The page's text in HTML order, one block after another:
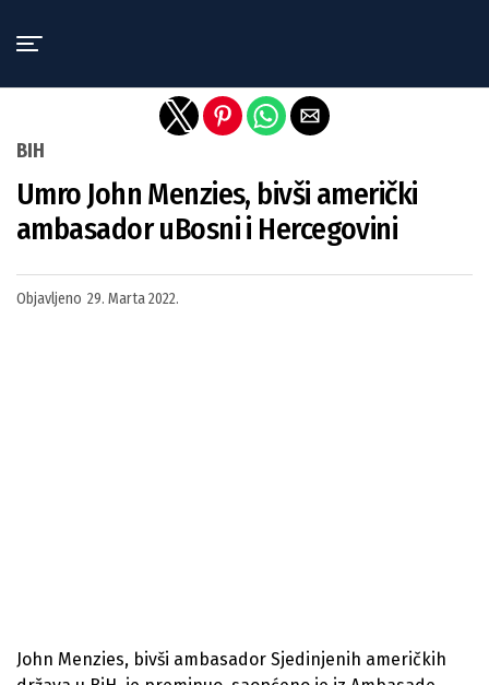
BIH
Umro John Menzies, bivši američki
ambasador uBosni i Hercegovini
Objavljeno 29. Marta 2022.
John Menzies, bivši ambasador Sjedinjenih američkih